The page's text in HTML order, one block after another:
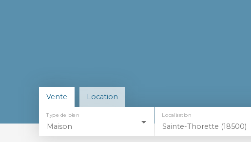
Vente Location
Maison
Type de bien
Sainte-Thorette (18500)
Localisation